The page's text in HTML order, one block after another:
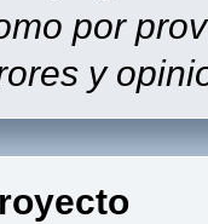
por
y